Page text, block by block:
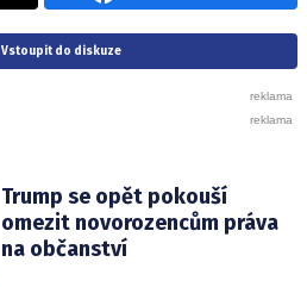
Vstoupit do diskuze
Trump se opět pokouší
omezit novorozencům práva
na občanství